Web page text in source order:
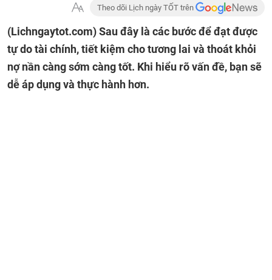
Theo dõi Lịch ngày TỐT trên
(Lichngaytot.com)Sau đây là các bước để đạt được
tự do tài chính, tiết kiệm cho tương lai và thoát khỏi
nợ nần càng sớm càng tốt. Khi hiểu rõ vấn đề, bạn sẽ
dễ áp dụng và thực hành hơn.